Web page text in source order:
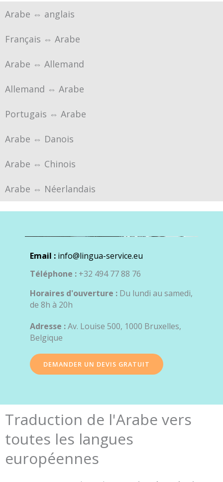
Arabe ⇔ anglais
Français ⇔ Arabe
Arabe ⇔ Allemand
Allemand ⇔ Arabe
Portugais ⇔ Arabe
Arabe ⇔ Danois
Arabe ⇔ Chinois
Arabe ⇔ Néerlandais
Email : info@lingua-service.eu
Téléphone : +32 494 77 88 76
Horaires d'ouverture : Du lundi au samedi,
de 8h à 20h
Adresse :Av. Louise 500, 1000 Bruxelles,
Belgique
DEMANDER UN DEVIS GRATUIT
Traduction de l'Arabe vers
toutes les langues
européennes